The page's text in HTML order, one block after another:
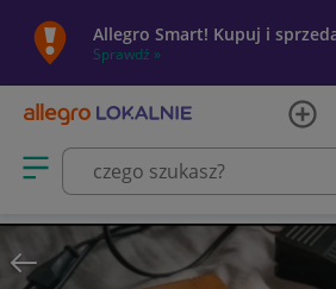
Allegro Smart! Kupuj i
Sprawdź »
Otwórz menu z kategoriami